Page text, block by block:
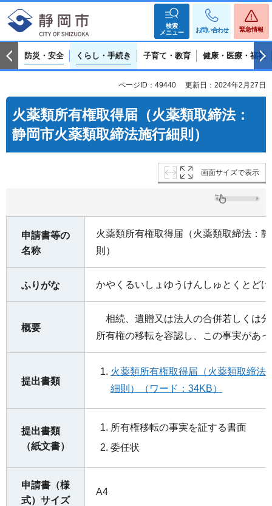
検索
メニュー
お問い合わせ 緊急情報
防災・安全 くらし・手続き 子育て・教育 健康・医療・福祉
ページID：49440 更新日：2024年2月27日
火薬類所有権取得届（火薬類取締法：
静岡市火薬類取締法施行細則）
画面サイズで表示
申請書等の
名称
火薬類所有権取得届（火薬類取締法：
則）
ふりがな かやくるいしょゆうけんしゅとくとどけ
概要
相続、遺贈又は法人の合併若しくは
所有権の移転を容認し、この事実があ
提出書類
火薬類所有権取得届（火薬類取締法
細則）（ワード：34KB）
提出書類
（紙文書）
所有権移転の事実を証する書面
委任状
申請書（様
式）サイズ
A4